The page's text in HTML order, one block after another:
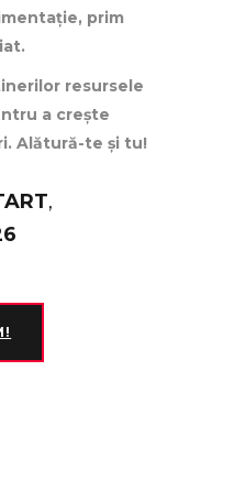
prim
resursele
a crește
Alătură-te și tu!
,